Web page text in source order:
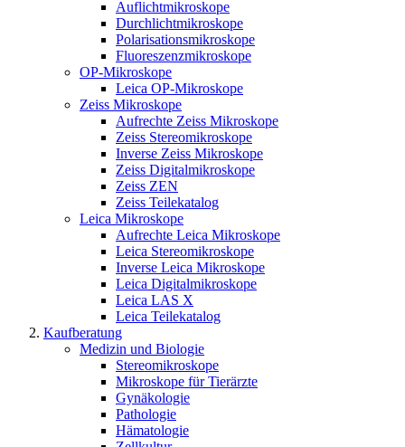
Auflichtmikroskope
Durchlichtmikroskope
Polarisationsmikroskope
Fluoreszenzmikroskope
OP-Mikroskope
Leica OP-Mikroskope
Zeiss Mikroskope
Aufrechte Zeiss Mikroskope
Zeiss Stereomikroskope
Inverse Zeiss Mikroskope
Zeiss Digitalmikroskope
Zeiss ZEN
Zeiss Teilekatalog
Leica Mikroskope
Aufrechte Leica Mikroskope
Leica Stereomikroskope
Inverse Leica Mikroskope
Leica Digitalmikroskope
Leica LAS X
Leica Teilekatalog
Kaufberatung
Medizin und Biologie
Stereomikroskope
Mikroskope für Tierärzte
Gynäkologie
Pathologie
Hämatologie